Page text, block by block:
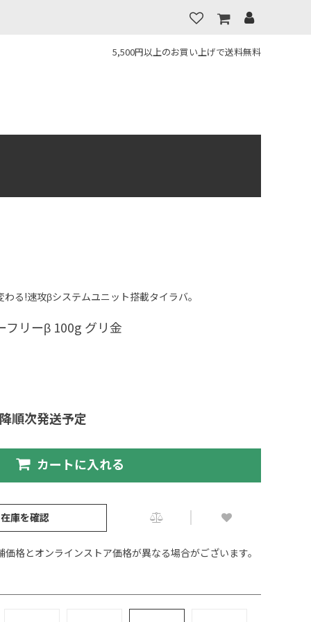
5,500円以上のお買い上げで送料無料
る!速攻βシステムユニット搭載タイラバ。
フリーβ 100g グリ金
順次発送予定
カートに入れる
庫を確認
格とオンラインストア価格が異なる場合がございます。